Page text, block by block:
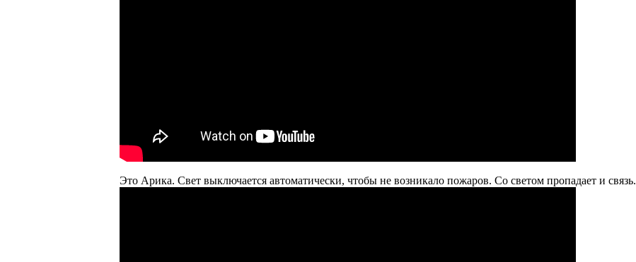
Это Арика. Свет выключается автоматически, чтобы не возникало пожаров. Со светом пропадает и связь.